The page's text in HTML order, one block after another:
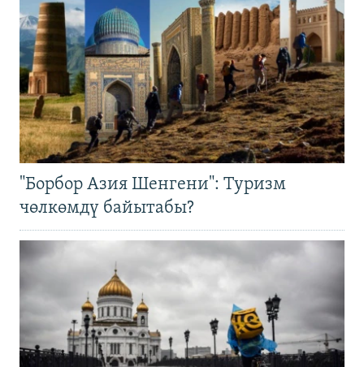
"Борбор Азия Шенгени": Туризм
чөлкөмдү байытабы?